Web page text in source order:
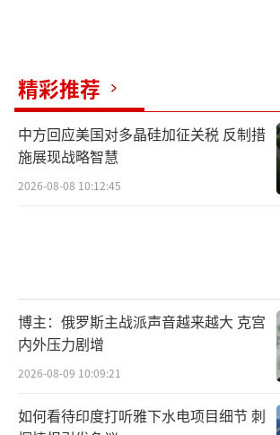
精彩推荐
中方回应美国对多晶硅加征关税 反制措
施展现战略智慧
2026-08-08 10:12:45
博主：俄罗斯主战派声音越来越大 克宫
内外压力剧增
2026-08-09 10:09:21
如何看待印度打听雅下水电项目细节 刺